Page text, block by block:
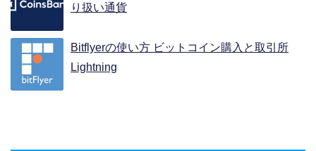
り扱い通貨
Bitflyerの使い方 ビットコイン購入と取引所
Lightning